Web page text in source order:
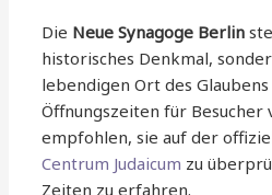
Die Neue Synagoge Berlin
historisches Denkmal,
lebendigen Ort des
Öffnungszeiten für Besucher
empfohlen, sie auf der
Centrum Judaicum zu
Zeiten zu erfahren.